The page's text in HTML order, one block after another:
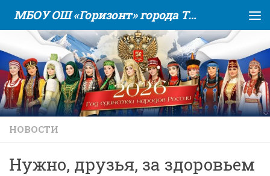
Skip to content МБОУ ОШ «Горизонт» города Тюмени
НОВОСТИ
Нужно, друзья, за здоровьем